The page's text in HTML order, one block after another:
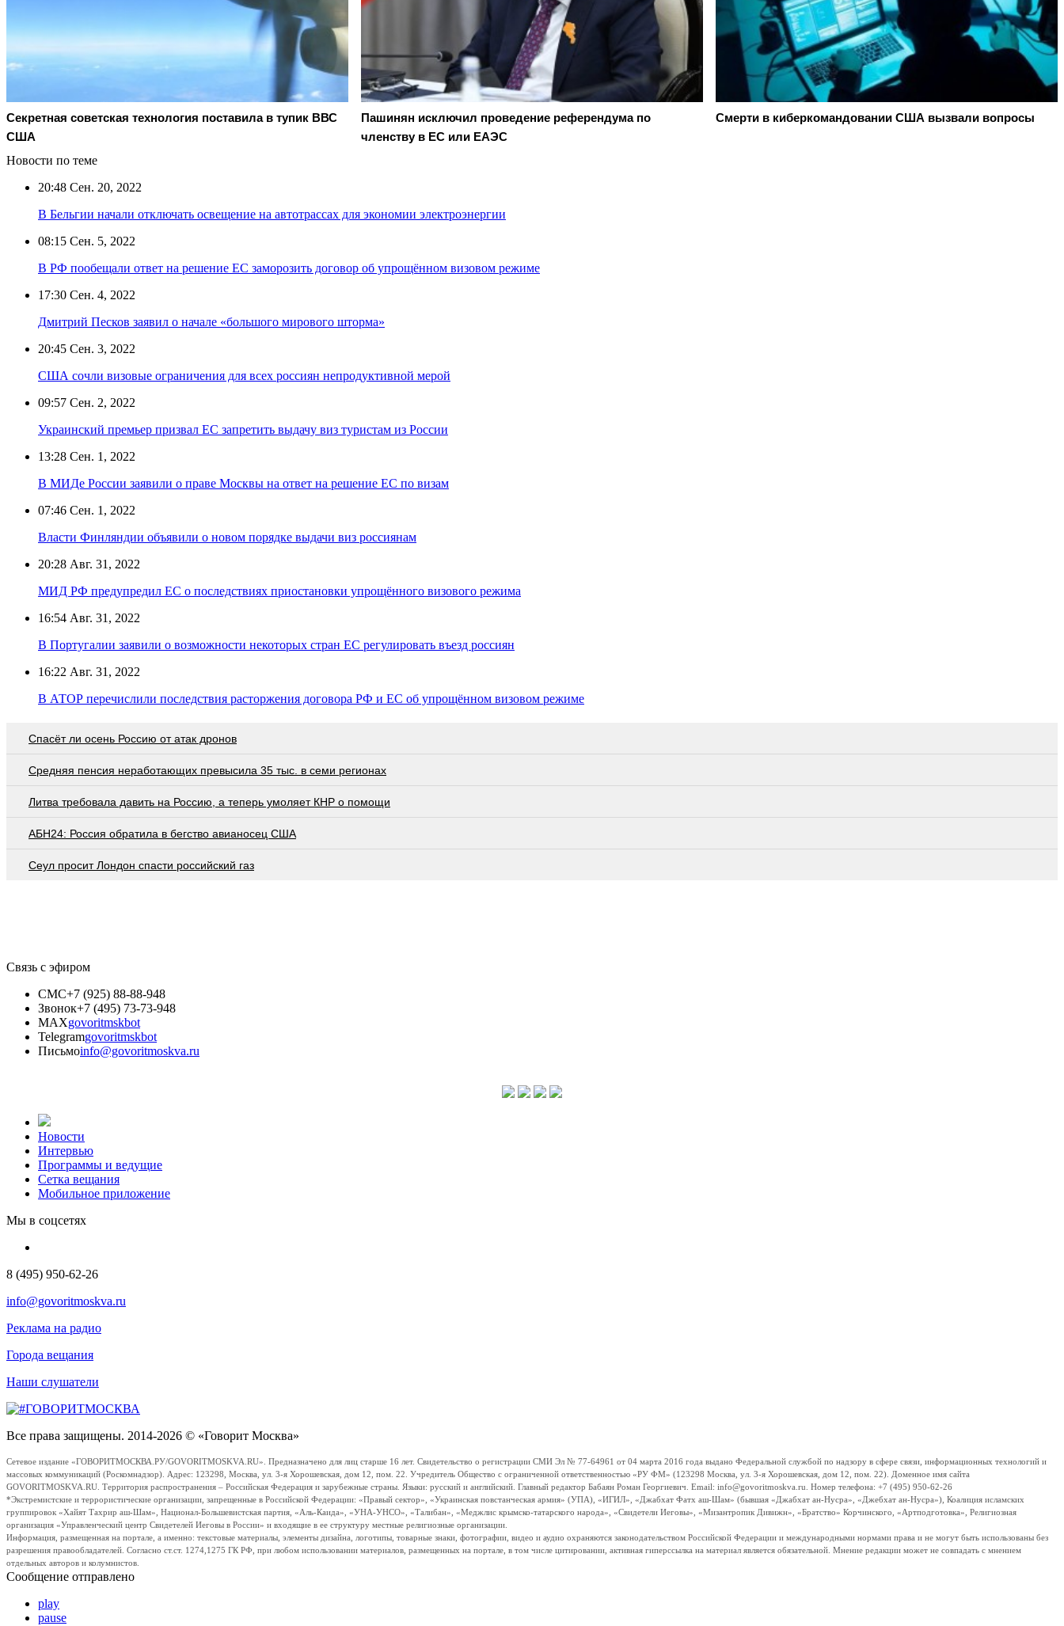
Секретная советская технология поставила в тупик ВВС
США
Пашинян исключил проведение референдума по
членству в ЕС или ЕАЭС
Смерти в киберкомандовании США вызвали вопросы
Новости по теме
20:48 Сен. 20, 2022
В Бельгии начали отключать освещение на автотрассах для экономии электроэнергии
08:15 Сен. 5, 2022
В РФ пообещали ответ на решение ЕС заморозить договор об упрощённом визовом режиме
17:30 Сен. 4, 2022
Дмитрий Песков заявил о начале «большого мирового шторма»
20:45 Сен. 3, 2022
США сочли визовые ограничения для всех россиян непродуктивной мерой
09:57 Сен. 2, 2022
Украинский премьер призвал ЕС запретить выдачу виз туристам из России
13:28 Сен. 1, 2022
В МИДе России заявили о праве Москвы на ответ на решение ЕС по визам
07:46 Сен. 1, 2022
Власти Финляндии объявили о новом порядке выдачи виз россиянам
20:28 Авг. 31, 2022
МИД РФ предупредил ЕС о последствиях приостановки упрощённого визового режима
16:54 Авг. 31, 2022
В Португалии заявили о возможности некоторых стран ЕС регулировать въезд россиян
16:22 Авг. 31, 2022
В АТОР перечислили последствия расторжения договора РФ и ЕС об упрощённом визовом режиме
Спасёт ли осень Россию от атак дронов
Средняя пенсия неработающих превысила 35 тыс. в семи регионах
Литва требовала давить на Россию, а теперь умоляет КНР о помощи
АБН24: Россия обратила в бегство авианосец США
Сеул просит Лондон спасти российский газ
Связь с эфиром
СМС+7 (925) 88-88-948
Звонок+7 (495) 73-73-948
MAXgovoritmskbot
Telegramgovoritmskbot
Письмоinfo@govoritmoskva.ru
Новости
Интервью
Программы и ведущие
Сетка вещания
Мобильное приложение
Мы в соцсетях
8 (495) 950-62-26
info@govoritmoskva.ru
Реклама на радио
Города вещания
Наши слушатели
Все права защищены. 2014-2026 © «Говорит Москва»
Сетевое издание «ГОВОРИТМОСКВА.РУ/GOVORITMOSKVA.RU». Предназначено для лиц старше 16 лет. Свидетельство о регистрации СМИ Эл № 77-64961 от 04 марта 2016 года выдано Федеральной службой по надзору в сфере связи, информационных технологий и
массовых коммуникаций (Роскомнадзор). Адрес: 123298, Москва, ул. 3-я Хорошевская, дом 12, пом. 22. Учредитель Общество с ограниченной ответственностью «РУ ФМ» (123298 Москва, ул. 3-я Хорошевская, дом 12, пом. 22). Доменное имя сайта
GOVORITMOSKVA.RU. Территория распространения – Российская Федерация и зарубежные страны. Языки: русский и английский. Главный редактор Бабаян Роман Георгиевич. Email: info@govoritmoskva.ru. Номер телефона: +7 (495) 950-62-26
*Экстремистские и террористические организации, запрещенные в Российской Федерации: «Правый сектор», «Украинская повстанческая армия» (УПА), «ИГИЛ», «Джабхат Фатх аш-Шам» (бывшая «Джабхат ан-Нусра», «Джебхат ан-Нусра»), Коалиция исламских
группировок «Хайят Тахрир аш-Шам», Национал-Большевистская партия, «Аль-Каида», «УНА-УНСО», «Талибан», «Меджлис крымско-татарского народа», «Свидетели Иеговы», «Мизантропик Дивижн», «Братство» Корчинского, «Артподготовка», Религиозная
организация «Управленческий центр Свидетелей Иеговы в России» и входящие в ее структуру местные религиозные организации.
Информация, размещенная на портале, а именно: текстовые материалы, элементы дизайна, логотипы, товарные знаки, фотографии, видео и аудио охраняются законодательством Российской Федерации и международными нормами права и не могут быть использованы без
разрешения правообладателей. Согласно ст.ст. 1274,1275 ГК РФ, при любом использовании материалов, размещенных на портале, в том числе цитировании, активная гиперссылка на материал является обязательной. Мнение редакции может не совпадать с мнением
отдельных авторов и колумнистов.
Сообщение отправлено
play
pause